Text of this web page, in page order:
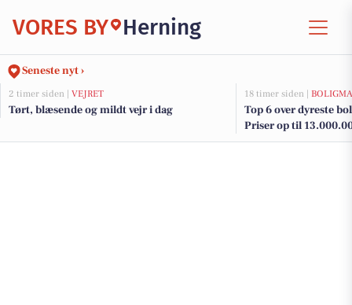
VORES BY Herning
Seneste nyt ›
2 timer siden | VEJRET
Tørt, blæsende og mildt vejr i dag
18 timer siden |
Top 6 over dyreste
Priser op til